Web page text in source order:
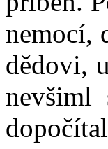
nemocí,
dědovi,